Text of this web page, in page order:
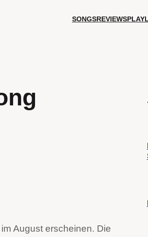
SONGSREVIEWS
August erscheinen. Die